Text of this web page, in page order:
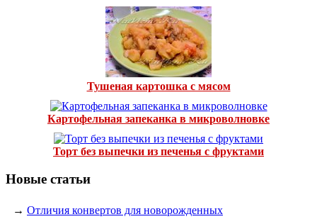
Тушеная картошка с мясом
Картофельная запеканка в микроволновке
Торт без выпечки из печенья с фруктами
Новые статьи
→ Отличия конвертов для новорожденных